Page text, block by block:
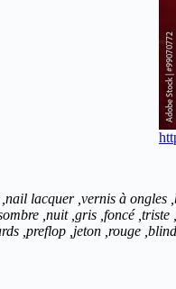
lacquer ,vernis à ongles
,nuit ,gris ,foncé
,preflop ,jeton ,rouge